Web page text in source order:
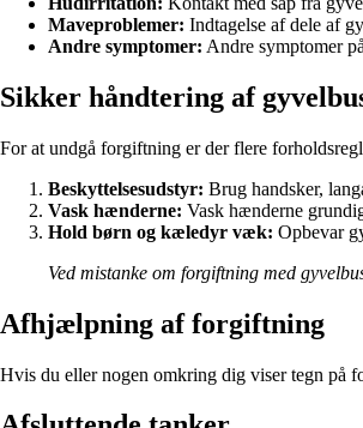
Maveproblemer: Indtagelse af dele af
Andre symptomer: Andre symptomer
Sikker håndtering af
For at undgå forgiftning er der flere
Beskyttelsesudstyr: Brug handsker,
Vask hænderne: Vask hænderne
Hold børn og kæledyr væk: Opbevar
Ved mistanke om forgiftning med
Afhjælpning af forgiftning
Hvis du eller nogen omkring dig viser tegn på